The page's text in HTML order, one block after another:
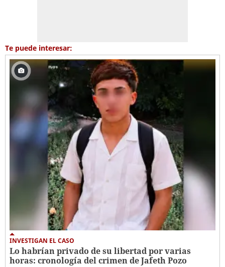
Te puede interesar:
INVESTIGAN EL CASO
Lo habrían privado de su libertad por varias
horas: cronología del crimen de Jafeth Pozo